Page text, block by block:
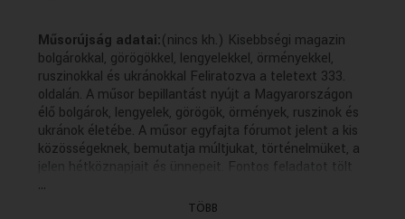
Műsorújság adatai:(nincs kh.) Kisebbségi magazin
bolgárokkal, görögökkel, lengyelekkel, örményekkel,
ruszinokkal és ukránokkal Feliratozva a teletext 333.
oldalán. A műsor bepillantást nyújt a Magyarországon
élő bolgárok, lengyelek, görögök, örmények, ruszinok és
ukránok életébe. A műsor egyfajta fórumot jelent a kis
közösségeknek, bemutatja múltjukat, történelmüket, a
jelen hétköznapjait és ünnepeit. Fontos feladatot tölt
be az anyanyelvi kultúra ápolásában, hiszen a forgatott
anyagok többsége az adott kisebbség nyelvén készül
...
TÖBB